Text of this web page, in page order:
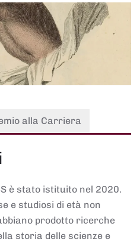
alla Carriera
è stato istituito nel 2020.
e studiosi di età non
prodotto ricerche
storia delle scienze e